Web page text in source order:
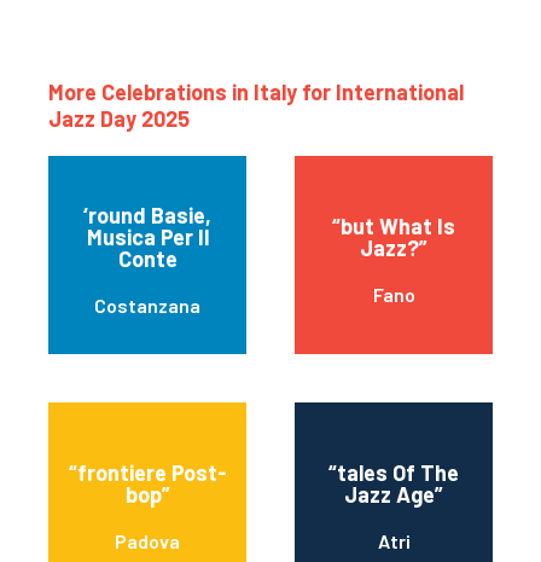
More Celebrations in Italy for International
Jazz Day 2025
‘round Basie,
Musica Per Il
Conte
Costanzana
“but What Is
Jazz?”
Fano
“frontiere Post-
bop”
Padova
“tales Of The
Jazz Age”
Atri